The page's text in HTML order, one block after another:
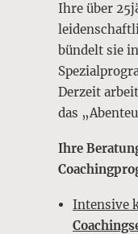
Ihre über
bündelt sie
Derzeit
das
Ihre
Intensive